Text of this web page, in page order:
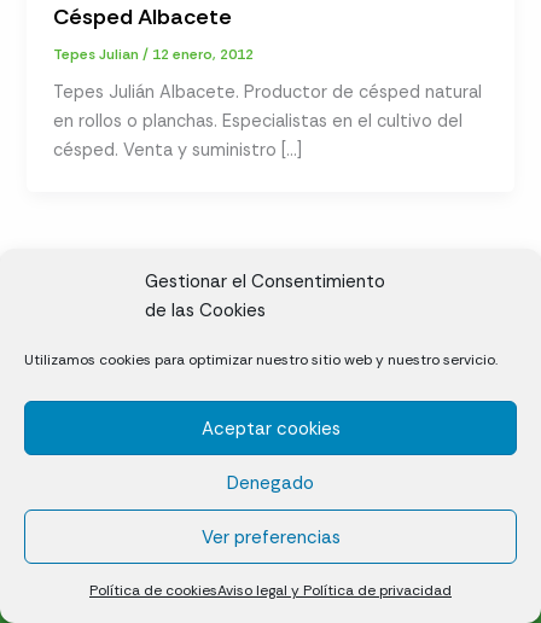
Gestionar el Consentimiento
de las Cookies
Utilizamos cookies para optimizar nuestro sitio web y nuestro servicio.
Aceptar cookies
Denegado
Ver preferencias
Política de cookiesAviso legal y Política de privacidad
Césped Albacete
Tepes Julian/ 12 enero, 2012
Tepes Julián Albacete. Productor de césped natural
en rollos o planchas. Especialistas en el cultivo del
césped. Venta y suministro […]
Cáceres
Césped natural en tepes
Política de cookies (UE)
Aviso legal y Política de privacidad
¿Quiénes somos?
Contacto